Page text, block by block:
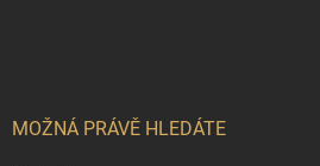
MOŽNÁ PRÁVĚ HLEDÁTE